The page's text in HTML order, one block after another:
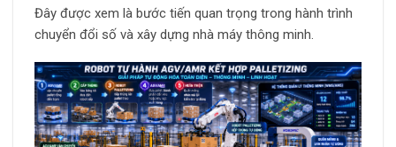
Đây được xem là bước tiến quan trọng trong hành trình
chuyển đổi số và xây dựng nhà máy thông minh.